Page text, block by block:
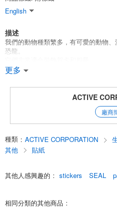
English
描述
我們的動物種類繁多，有可愛的動物
恐龍。
[高橋美紀］
尺寸：75 x 190 毫米
更多
ACTIVE
廠商
種類 : ACTIVE CORPORATION
其他
貼紙
其他人感興趣的 : stickers SEAL
相同分類的其他商品 :